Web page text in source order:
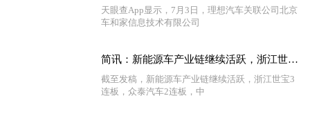
天眼查App显示，7月3日，理想汽车关联公司北京
车和家信息技术有限公司
简讯：新能源车产业链继续活跃，浙江世宝3连板
截至发稿，新能源车产业链继续活跃，浙江世宝3
连板，众泰汽车2连板，中